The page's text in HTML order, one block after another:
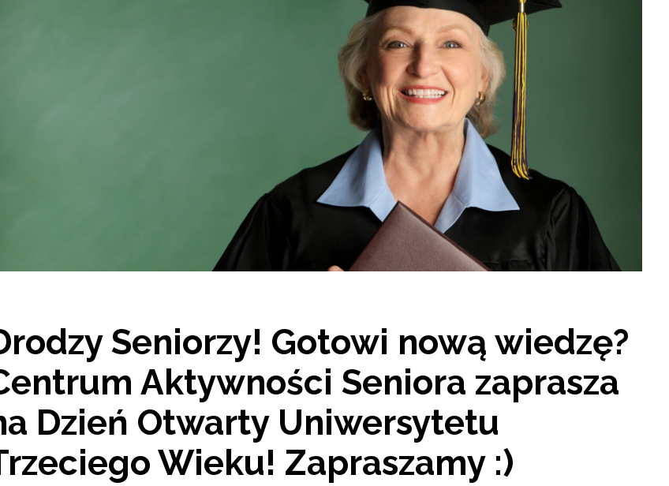
Seniorzy! Gotowi nową wiedzę?
Aktywności Seniora zaprasza
Dzień Otwarty Uniwersytetu
Wieku! Zapraszamy :)